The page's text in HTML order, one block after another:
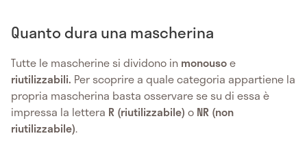
Quanto dura una mascherina
Tutte le mascherine si dividono in monousoe
riutilizzabili. Per scoprire a quale categoria appartiene la
propria mascherina basta osservare se su di essa è
impressa la lettera R (riutilizzabile) o NR (non
riutilizzabile).